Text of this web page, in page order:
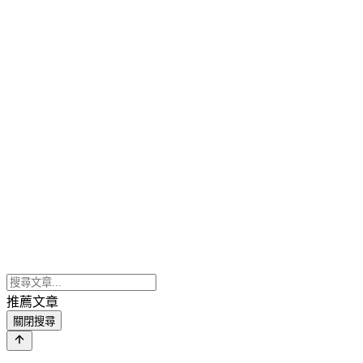
推薦文章
關閉搜尋